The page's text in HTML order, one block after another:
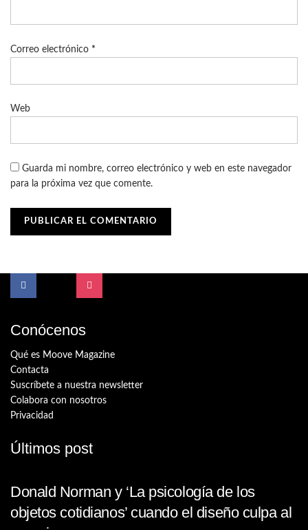
Correo electrónico *
Web
Guarda mi nombre, correo electrónico y web en este navegador
para la próxima vez que comente.
Conócenos
Qué es Moove Magazine
Contacta
Suscríbete a nuestra newsletter
Colabora con nosotros
Privacidad
Últimos post
Donald Norman y ‘La psicología de los
objetos cotidianos’ cuando el diseño culpa al